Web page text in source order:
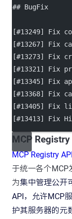
## BugFix
[#13249] Fix
[#13267] Fix
[#13273] Fix
[#13321 ] Fix
[#13345] Fix
[#13368] Fix
[#13405] Fix
[#13413] Fix
MCP Registry
MCP Registry API
于统一各个MCP
为集中管理公开
API，允许MCP
护其服务器的元